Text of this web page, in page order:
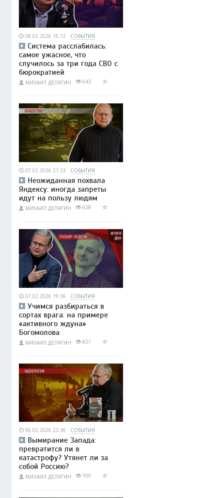
08.02.2026 16:12 СОБЫТИЯ
Система расслабилась:
самое ужасное, что
случилось за три года СВО с
бюрократией
МИХАИЛ ДЕЛЯГИН 643
07.02.2026 21:33 СОБЫТИЯ
Неожиданная похвала
Яндексу: иногда запреты
идут на пользу людям
МИХАИЛ ДЕЛЯГИН 628
07.02.2026 19:36 СОБЫТИЯ
Учимся разбираться в
сортах врага: на примере
«активного ждуна»
Богомолова
МИХАИЛ ДЕЛЯГИН 827
06.02.2026 23:36 СОБЫТИЯ
Вымирание Запада:
превратится ли в
катастрофу? Утянет ли за
собой Россию?
МИХАИЛ ДЕЛЯГИН 709